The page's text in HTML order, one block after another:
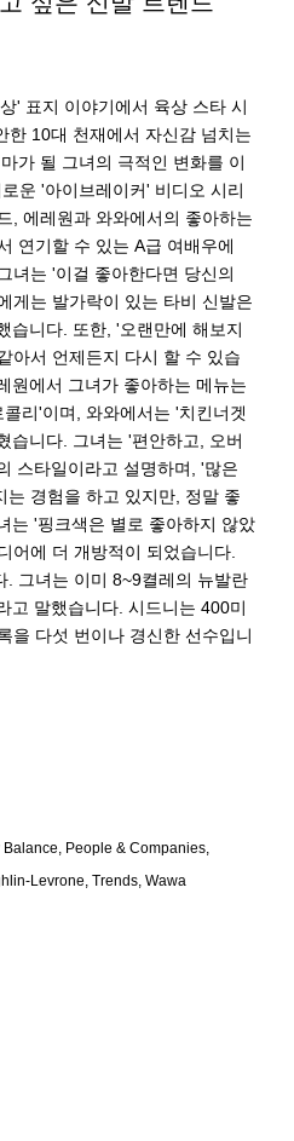
' 표지 이야기에서 육상 스타 시
한 10대 천재에서 자신감 넘치는
가 될 그녀의 극적인 변화를 이
운 '아이브레이커' 비디오 시리
, 에레원과 와와에서의 좋아하는
연기할 수 있는 A급 여배우에
녀는 '이걸 좋아한다면 당신의
게는 발가락이 있는 타비 신발은
습니다. 또한, '오랜만에 해보지
아서 언제든지 다시 할 수 있습
원에서 그녀가 좋아하는 메뉴는
리'이며, 와와에서는 '치킨너겟
습니다. 그녀는 '편안하고, 오버
스타일이라고 설명하며, '많은
는 경험을 하고 있지만, 정말 좋
는 '핑크색은 별로 좋아하지 않았
어에 더 개방적이 되었습니다.
. 그녀는 이미 8~9켤레의 뉴발란
고 말했습니다. 시드니는 400미
을 다섯 번이나 경신한 선수입니
Balance
People & Companies
Levrone Trends Wawa